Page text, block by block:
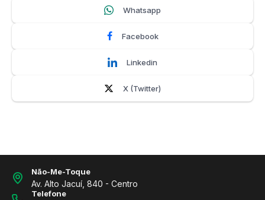
Whatsapp
Facebook
Linkedin
X (Twitter)
Não-Me-Toque
Av. Alto Jacuí, 840 - Centro
Telefone